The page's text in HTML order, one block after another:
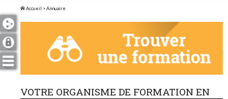
Accueil > Annuaire
VOTRE ORGANISME DE FORMATION EN